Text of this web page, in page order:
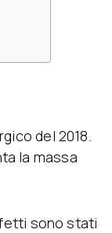
del 2018.
la massa
sono stati